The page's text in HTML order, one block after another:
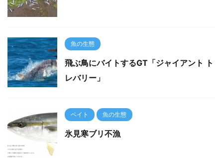
魚の生態
飛ぶ鳥にバイトするGT「ジャイアント ト
レバリー」
ベイト 魚の生態
氷見寒ブリ不漁